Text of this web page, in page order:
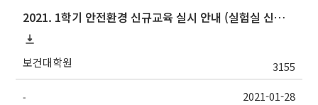
2021. 1학기 안전환경 신규교육 실시 안내 (실험실 신입생, 연구원 등 필수)
보건대학원 3155
- 2021-01-28